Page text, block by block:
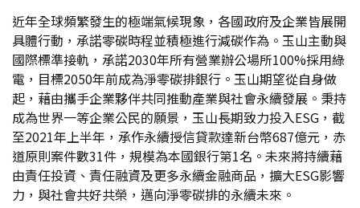
近年全球頻繁發生的極端氣候現象，各國政府及企業皆展開
具體行動，承諾零碳時程並積極進行減碳作為。玉山主動與
國際標準接軌，承諾2030年所有營業辦公場所100%採用綠
電，目標2050年前成為淨零碳排銀行。玉山期望從自身做
起，藉由攜手企業夥伴共同推動產業與社會永續發展。秉持
成為世界一等企業公民的願景，玉山長期致力投入ESG，截
至2021年上半年，承作永續授信貸款達新台幣687億元，赤
道原則案件數31件，規模為本國銀行第1名。未來將持續藉
由責任投資、責任融資及更多永續金融商品，擴大ESG影響
力，與社會共好共榮，邁向淨零碳排的永續未來。